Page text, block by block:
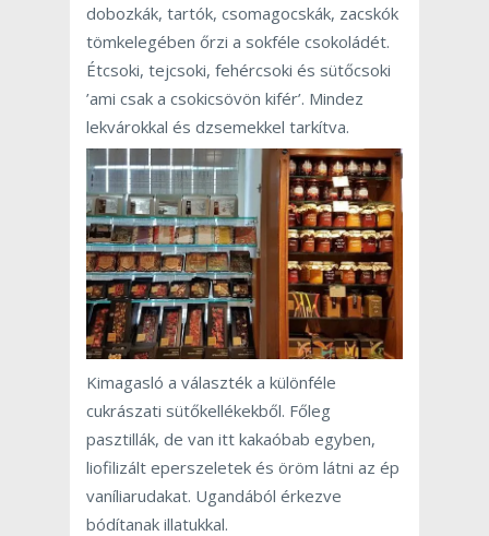
dobozkák, tartók, csomagocskák, zacskók
tömkelegében őrzi a sokféle csokoládét.
Étcsoki, tejcsoki, fehércsoki és sütőcsoki
’ami csak a csokicsövön kifér’. Mindez
lekvárokkal és dzsemekkel tarkítva.
Kimagasló a választék a különféle
cukrászati sütőkellékekből. Főleg
pasztillák, de van itt kakaóbab egyben,
liofilizált eperszeletek és öröm látni az ép
vaníliarudakat. Ugandából érkezve
bódítanak illatukkal.